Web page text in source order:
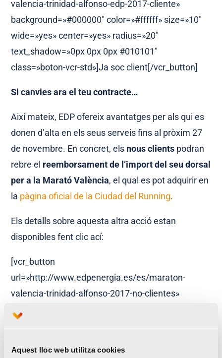
Aquest lloc web utilitza cookies
valencia-trinidad-alfonso-edp-2017-cliente»
background=»#000000″ color=»#ffffff» size=»10″
wide=»yes» center=»yes» radius=»20″
text_shadow=»0px 0px 0px #010101″
class=»boton-vcr-std»]Ja soc client[/vcr_button]
Si canvies ara el teu contracte…
Així mateix, EDP ofereix avantatges per als qui es
donen d’alta en els seus serveis fins al pròxim 27
de novembre. En concret, els nous clients podran
rebre el reemborsament de l’import del seu dorsal
per a la Marató València, el qual es pot adquirir en
la pàgina oficial de la Ciudad del Running.
Els detalls sobre aquesta altra acció estan
disponibles fent clic ací:
[vcr_button
url=»http://www.edpenergia.es/es/maraton-
valencia-trinidad-alfonso-2017-no-clientes»